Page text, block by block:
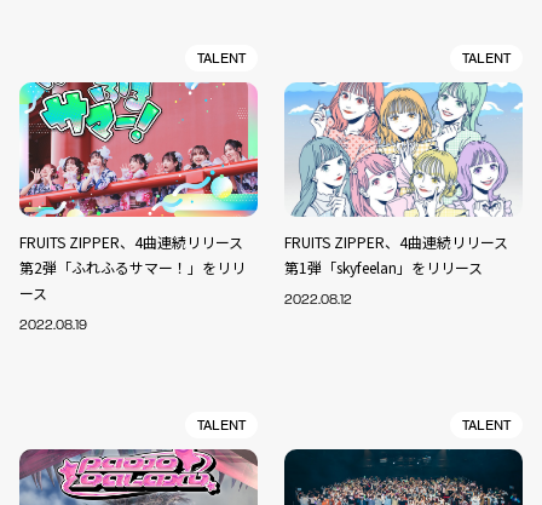
TALENT
FRUITS ZIPPER、4曲連続リリース
第2弾「ふれふるサマー！」をリリ
ース
2022.08.19
TALENT
FRUITS ZIPPER、4曲連続リリース
第1弾「skyfeelan」をリリース
2022.08.12
TALENT TALENT